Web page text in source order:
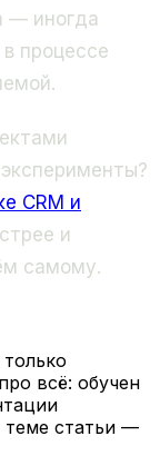
— иногда
процессе
CRM и
и
самому.
всё: обучен
теме статьи —